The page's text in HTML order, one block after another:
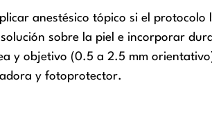
anestésico tópico si el protocolo
sobre la piel e incorporar
y objetivo (0.5 a 2.5 mm
y fotoprotector.